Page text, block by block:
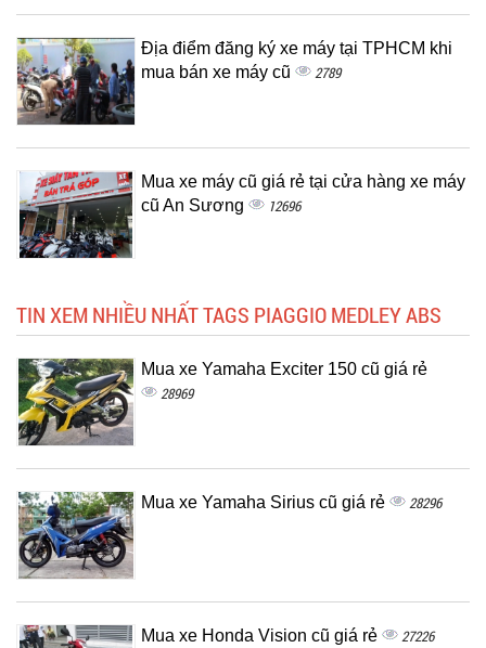
Địa điểm đăng ký xe máy tại TPHCM khi
mua bán xe máy cũ
2789
Mua xe máy cũ giá rẻ tại cửa hàng xe máy
cũ An Sương
12696
TIN XEM NHIỀU NHẤT TAGS PIAGGIO MEDLEY ABS
Mua xe Yamaha Exciter 150 cũ giá rẻ
28969
Mua xe Yamaha Sirius cũ giá rẻ 28296
Mua xe Honda Vision cũ giá rẻ 27226